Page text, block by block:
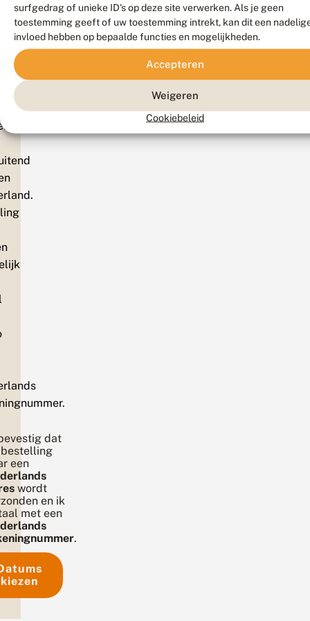
surfgedrag of unieke ID's op deze site verwerken. Als je geen
toestemming geeft of uw toestemming intrekt, kan dit een
invloed hebben op bepaalde functies en mogelijkheden.
Accepteren
Weigeren
Cookiebeleid
of
naar
een
postbus
worden
schoolvakanties
dat
een
wordt
en ik
met een
.
kiezen